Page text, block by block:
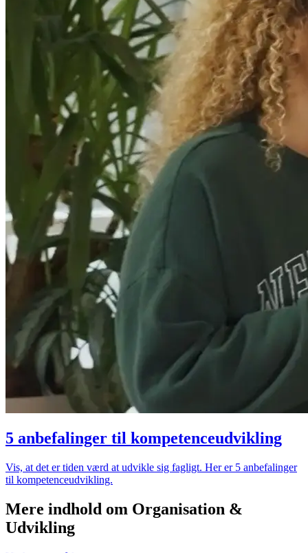
5 anbefalinger til kompetenceudvikling
Vis, at det er tiden værd at udvikle sig fagligt. Her er 5 anbefalinger
til kompetenceudvikling.
Mere indhold om Organisation &
Udvikling